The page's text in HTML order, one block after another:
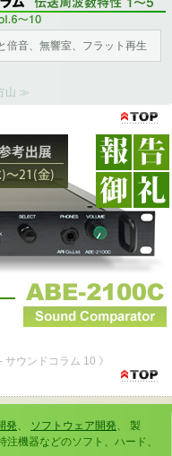
倍音、無響室、フラット再生
山 ≫
日(水)～21日(金)
来場ありがとうございました。
ウンドコラム 10 》
発、 ソフトウェア開発、 製
機器などのソフト、ハード、